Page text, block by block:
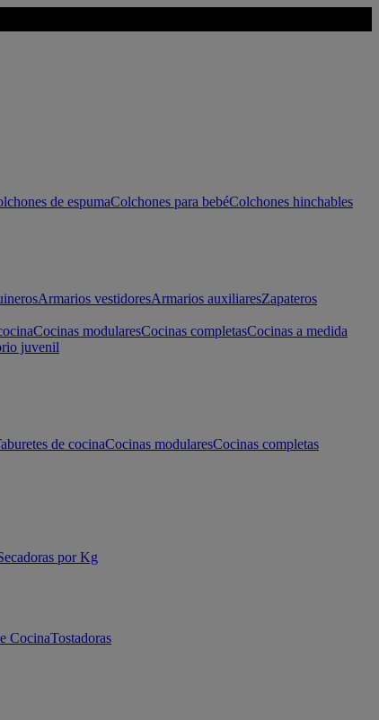
de espumaColchones para bebéColchones hinchables
Armarios vestidoresArmarios auxiliaresZapateros
Cocinas modularesCocinas completasCocinas a medida
juvenil
de cocinaCocinas modularesCocinas completas
por Kg
CocinaTostadoras